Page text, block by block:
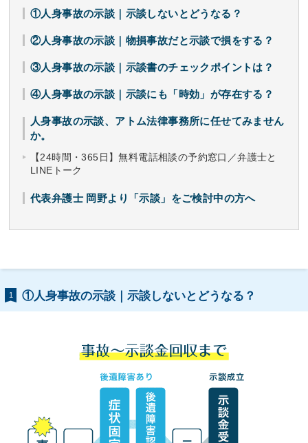
①人身事故の示談｜示談しないとどうなる？
②人身事故の示談｜物損事故だと示談で損をする？
③人身事故の示談｜示談書のチェックポイントは？
④人身事故の示談｜示談にも「時効」が存在する？
人身事故の示談、アトム法律事務所に任せてみません
か。
【24時間・365日】無料電話相談の予約窓口／弁護士と
LINEトーク
代表弁護士 岡野より「示談」をご検討中の方へ
1 ①人身事故の示談｜示談しないとどうなる？